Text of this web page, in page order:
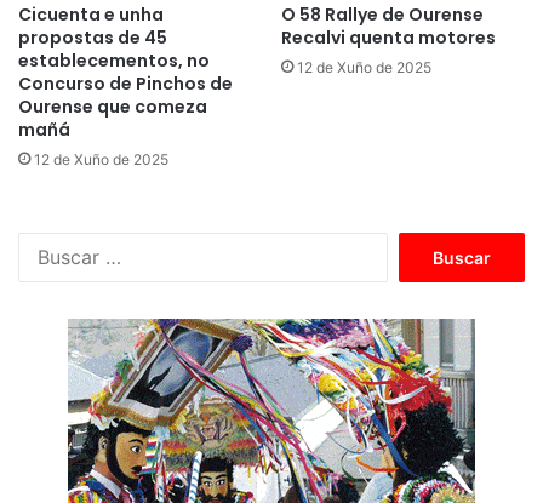
Cicuenta e unha
propostas de 45
establecementos, no
Concurso de Pinchos de
Ourense que comeza
mañá
12 de Xuño de 2025
O 58 Rallye de Ourense
Recalvi quenta motores
12 de Xuño de 2025
c
a
r
: